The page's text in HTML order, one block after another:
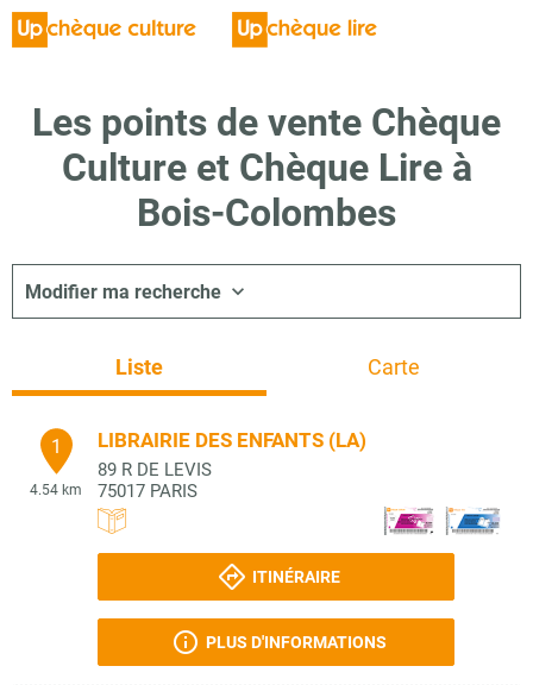
Les points de vente Chèque
Culture et Chèque Lire à
Bois-Colombes
Modifier ma recherche
Liste Carte
1
4.54 km
LIBRAIRIE DES ENFANTS (LA)
89 R DE LEVIS
75017 PARIS
ITINÉRAIRE
PLUS D'INFORMATIONS